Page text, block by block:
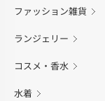
ファッション雑貨
ランジェリー
コスメ・香水
水着